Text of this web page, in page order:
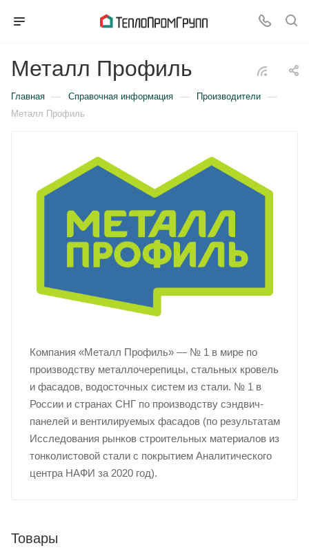
Металл Профиль
Главная — Справочная информация — Производители —
Металл Профиль
Компания «Металл Профиль» — № 1 в мире по
производству металлочерепицы, стальных кровель
и фасадов, водосточных систем из стали. № 1 в
России и странах СНГ по производству сэндвич-
панелей и вентилируемых фасадов (по результатам
Исследования рынков строительных материалов из
тонколистовой стали с покрытием Аналитического
центра НАФИ за 2020 год).
Товары